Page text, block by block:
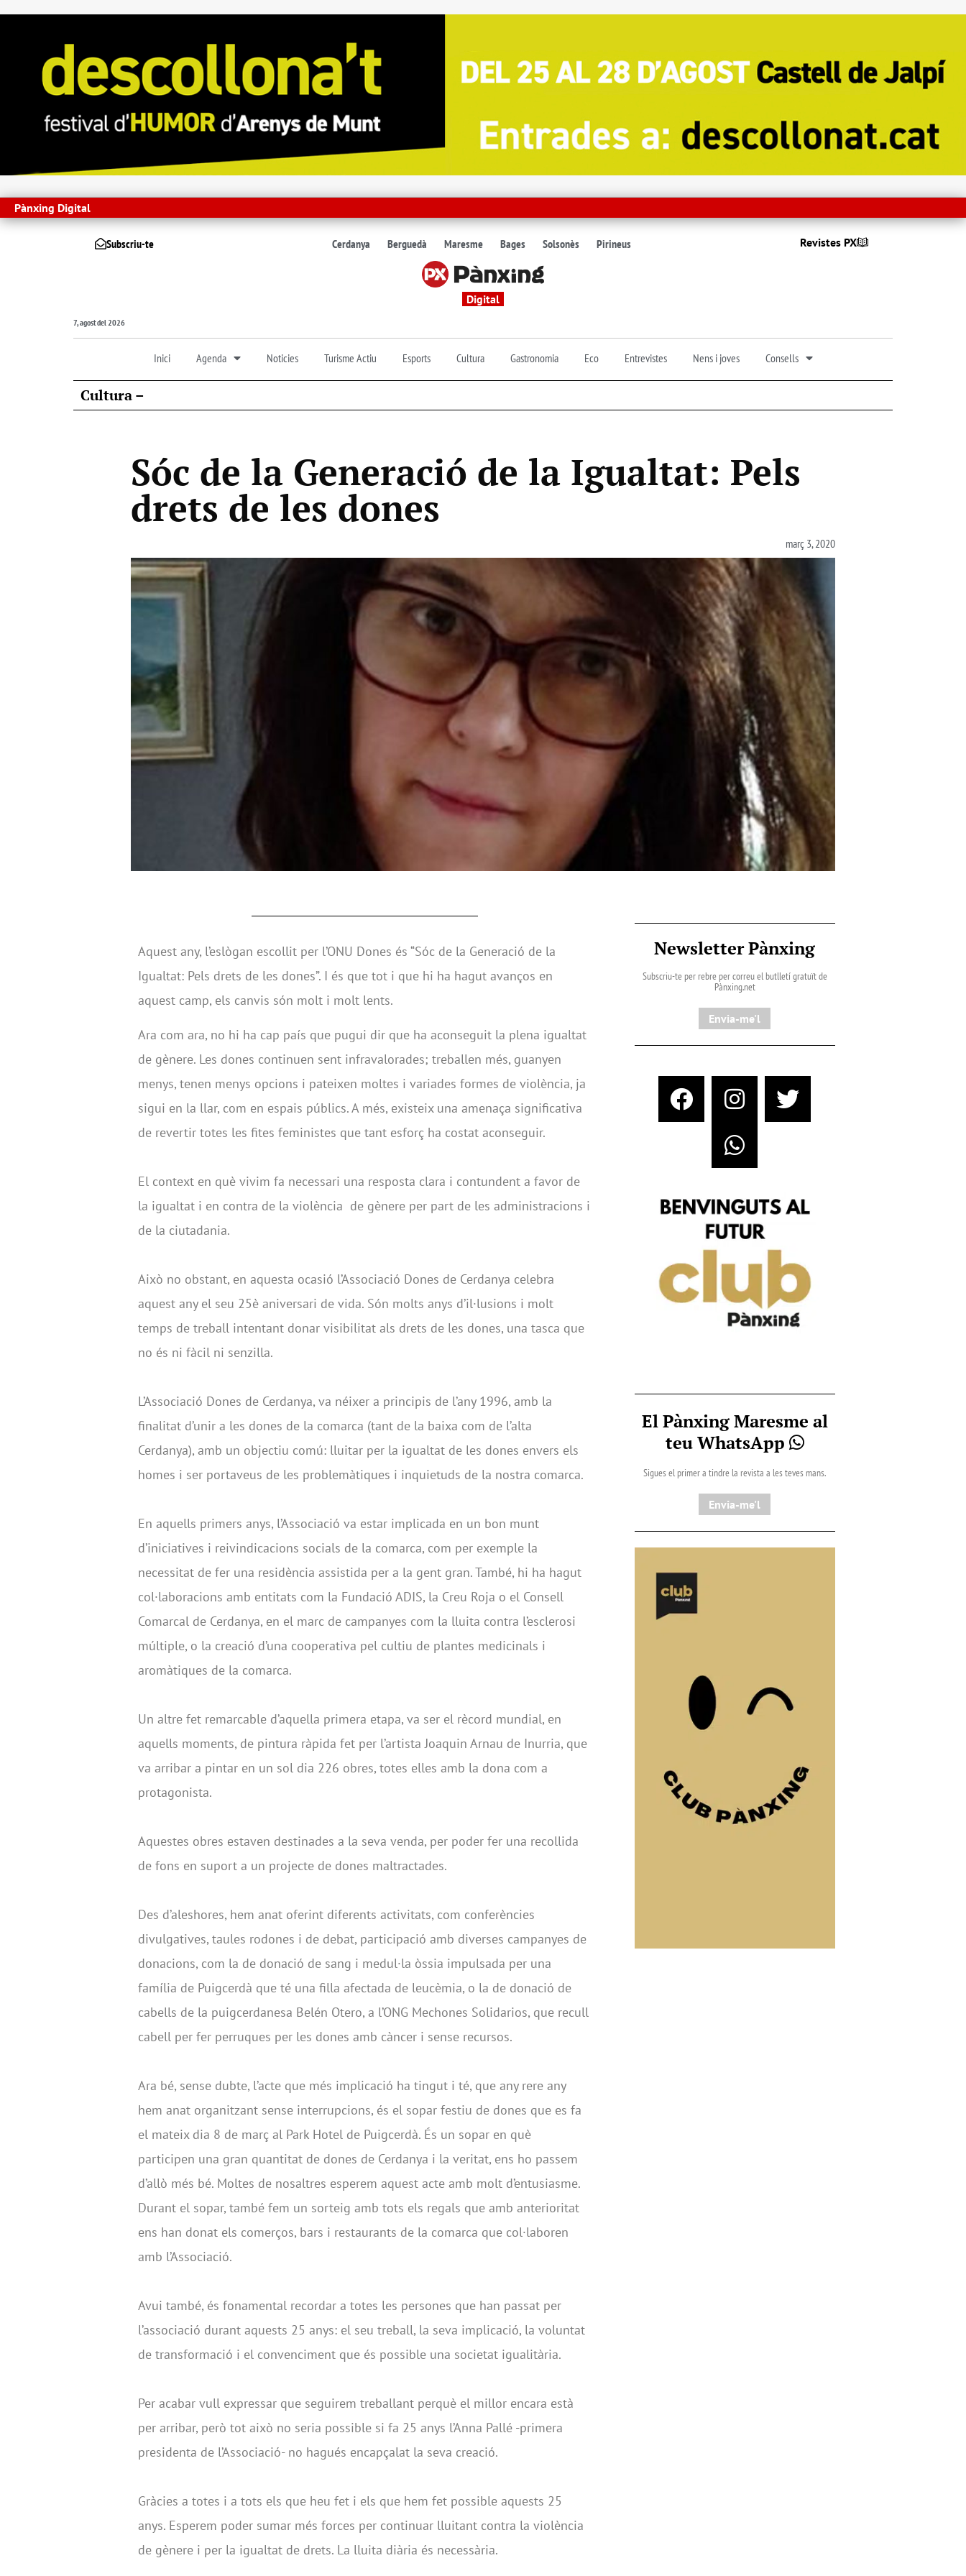
Pànxing Digital
Subscriu-te Cerdanya Berguedà Maresme Bages Solsonès Pirineus Revistes PX
Digital
7, agost del 2026
Inici Agenda Noticies Turisme Actiu Esports Cultura Gastronomia Eco Entrevistes Nens i joves Consells
Cultura –
Sóc de la Generació de la Igualtat: Pels
drets de les dones
març 3, 2020
Aquest any, l’eslògan escollit per l’ONU Dones és “Sóc de la Generació de la
Igualtat: Pels drets de les dones”. I és que tot i que hi ha hagut avanços en
aquest camp, els canvis són molt i molt lents.
Ara com ara, no hi ha cap país que pugui dir que ha aconseguit la plena igualtat
de gènere. Les dones continuen sent infravalorades; treballen més, guanyen
menys, tenen menys opcions i pateixen moltes i variades formes de violència, ja
sigui en la llar, com en espais públics. A més, existeix una amenaça significativa
de revertir totes les fites feministes que tant esforç ha costat aconseguir.
El context en què vivim fa necessari una resposta clara i contundent a favor de
la igualtat i en contra de la violència de gènere per part de les administracions i
de la ciutadania.
Això no obstant, en aquesta ocasió l’Associació Dones de Cerdanya celebra
aquest any el seu 25è aniversari de vida. Són molts anys d’il·lusions i molt
temps de treball intentant donar visibilitat als drets de les dones, una tasca que
no és ni fàcil ni senzilla.
L’Associació Dones de Cerdanya, va néixer a principis de l’any 1996, amb la
finalitat d’unir a les dones de la comarca (tant de la baixa com de l’alta
Cerdanya), amb un objectiu comú: lluitar per la igualtat de les dones envers els
homes i ser portaveus de les problemàtiques i inquietuds de la nostra comarca.
En aquells primers anys, l’Associació va estar implicada en un bon munt
d’iniciatives i reivindicacions socials de la comarca, com per exemple la
necessitat de fer una residència assistida per a la gent gran. També, hi ha hagut
col·laboracions amb entitats com la Fundació ADIS, la Creu Roja o el Consell
Comarcal de Cerdanya, en el marc de campanyes com la lluita contra l’esclerosi
múltiple, o la creació d’una cooperativa pel cultiu de plantes medicinals i
aromàtiques de la comarca.
Un altre fet remarcable d’aquella primera etapa, va ser el rècord mundial, en
aquells moments, de pintura ràpida fet per l’artista Joaquin Arnau de Inurria, que
va arribar a pintar en un sol dia 226 obres, totes elles amb la dona com a
protagonista.
Aquestes obres estaven destinades a la seva venda, per poder fer una recollida
de fons en suport a un projecte de dones maltractades.
Des d’aleshores, hem anat oferint diferents activitats, com conferències
divulgatives, taules rodones i de debat, participació amb diverses campanyes de
donacions, com la de donació de sang i medul·la òssia impulsada per una
família de Puigcerdà que té una filla afectada de leucèmia, o la de donació de
cabells de la puigcerdanesa Belén Otero, a l’ONG Mechones Solidarios, que recull
cabell per fer perruques per les dones amb càncer i sense recursos.
Ara bé, sense dubte, l’acte que més implicació ha tingut i té, que any rere any
hem anat organitzant sense interrupcions, és el sopar festiu de dones que es fa
el mateix dia 8 de març al Park Hotel de Puigcerdà. És un sopar en què
participen una gran quantitat de dones de Cerdanya i la veritat, ens ho passem
d’allò més bé. Moltes de nosaltres esperem aquest acte amb molt d’entusiasme.
Durant el sopar, també fem un sorteig amb tots els regals que amb anterioritat
ens han donat els comerços, bars i restaurants de la comarca que col·laboren
amb l’Associació.
Avui també, és fonamental recordar a totes les persones que han passat per
l’associació durant aquests 25 anys: el seu treball, la seva implicació, la voluntat
de transformació i el convenciment que és possible una societat igualitària.
Per acabar vull expressar que seguirem treballant perquè el millor encara està
per arribar, però tot això no seria possible si fa 25 anys l’Anna Pallé -primera
presidenta de l’Associació- no hagués encapçalat la seva creació.
Gràcies a totes i a tots els que heu fet i els que hem fet possible aquests 25
anys. Esperem poder sumar més forces per continuar lluitant contra la violència
de gènere i per la igualtat de drets. La lluita diària és necessària.
Newsletter Pànxing
Subscriu-te per rebre per correu el butlletí gratuït de
Pànxing.net​
Envia-me'l
El Pànxing Maresme al
teu WhatsApp
Sigues el primer a tindre la revista a les teves mans.
Envia-me'l